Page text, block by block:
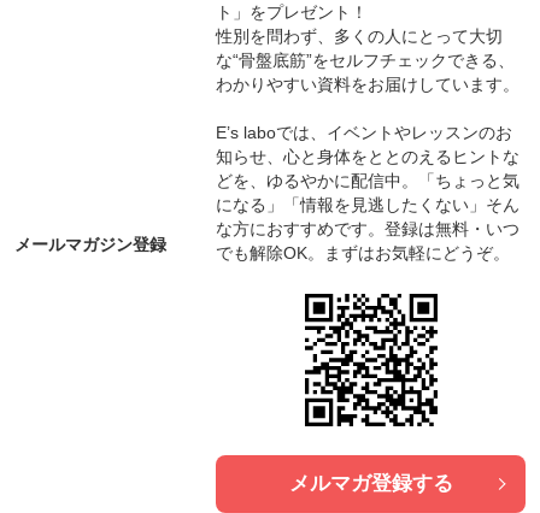
メールマガジン登録
ト」をプレゼント！
性別を問わず、多くの人にとって大切
な“骨盤底筋”をセルフチェックできる、
わかりやすい資料をお届けしています。
E’s laboでは、イベントやレッスンのお
知らせ、心と身体をととのえるヒントな
どを、ゆるやかに配信中。「ちょっと気
になる」「情報を見逃したくない」そん
な方におすすめです。登録は無料・いつ
でも解除OK。まずはお気軽にどうぞ。
メルマガ登録する